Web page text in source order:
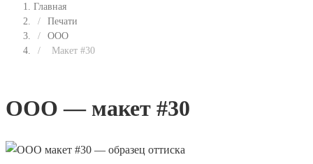
Главная
/
Печати
/
ООО
/
Макет #30
ООО — макет #30